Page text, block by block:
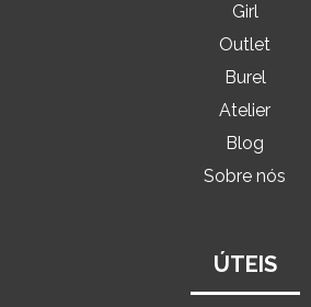
Girl
Outlet
Burel
Atelier
Blog
Sobre nós
ÚTEIS